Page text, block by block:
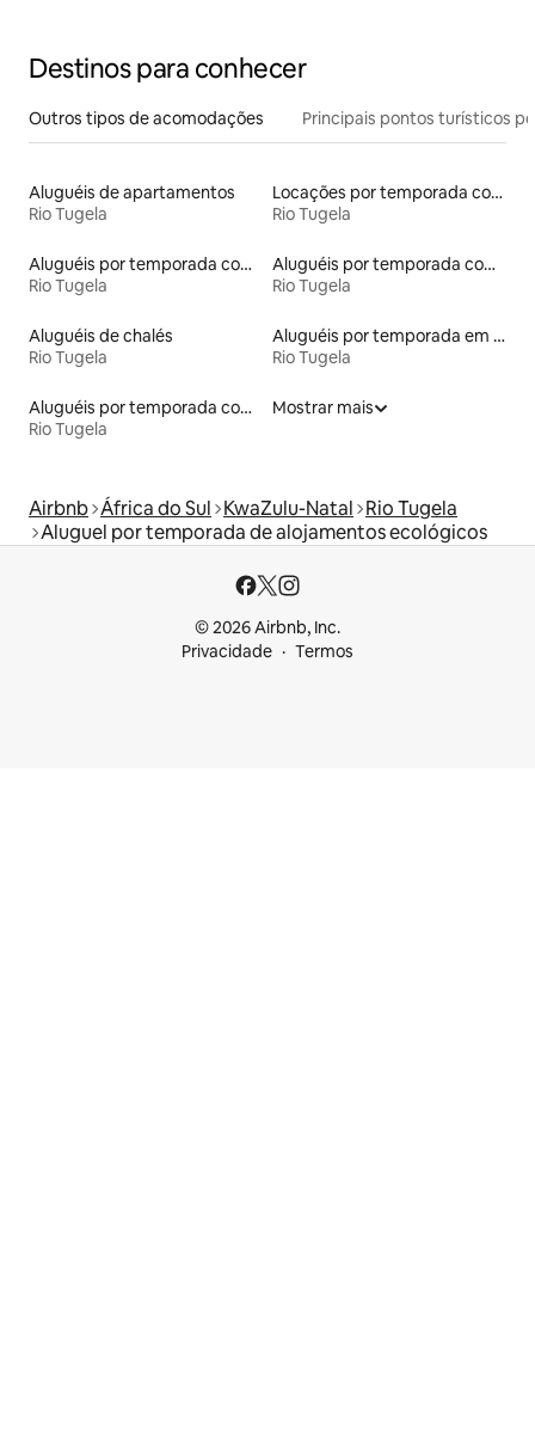
Destinos para conhecer
Outros tipos de acomodações Principais pontos turísticos
Aluguéis de apartamentos
Rio Tugela
Locações por temporada com piscina
Rio Tugela
Aluguéis por temporada com acesso ao lago
Rio Tugela
Aluguéis por temporada com suítes privativas
Rio Tugela
Aluguéis de chalés
Rio Tugela
Aluguéis por temporada em hotéis-fazenda
Rio Tugela
Aluguéis por temporada com café da manhã
Rio Tugela
Mostrar mais
Airbnb África do Sul KwaZulu-Natal Rio Tugela
Aluguel por temporada de alojamentos ecológicos
© 2026 Airbnb, Inc.
Privacidade
Termos